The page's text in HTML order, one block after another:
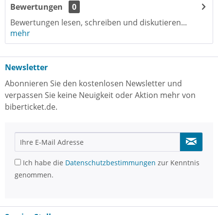
Bewertungen
0
Bewertungen lesen, schreiben und diskutieren...
mehr
Newsletter
Abonnieren Sie den kostenlosen Newsletter und
verpassen Sie keine Neuigkeit oder Aktion mehr von
biberticket.de.
Ich habe die Datenschutzbestimmungen zur Kenntnis
genommen.